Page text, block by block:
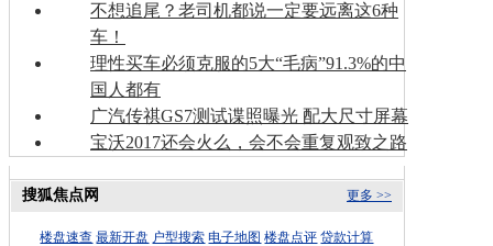
不想追尾？老司机都说一定要远离这6种
车！
理性买车必须克服的5大“毛病”91.3%的中
国人都有
广汽传祺GS7测试谍照曝光 配大尺寸屏幕
宝沃2017还会火么，会不会重复观致之路
更多 >>
搜狐焦点网
楼盘速查 最新开盘 户型搜索 电子地图 楼盘点评 贷款计算